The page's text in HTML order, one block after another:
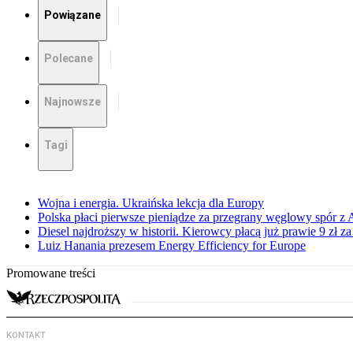
Powiązane
Polecane
Najnowsze
Tagi
Wojna i energia. Ukraińska lekcja dla Europy
Polska płaci pierwsze pieniądze za przegrany węglowy spór z
Diesel najdroższy w historii. Kierowcy płacą już prawie 9 zł
Luiz Hanania prezesem Energy Efficiency for Europe
Promowane treści
KONTAKT